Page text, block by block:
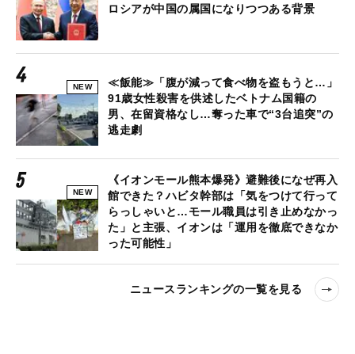
ロシアが中国の属国になりつつある背景
NEW
≪飯能≫「腹が減って食べ物を盗もうと…」
91歳女性殺害を供述したベトナム国籍の
男、在留資格なし…奪った車で“3台追突”の
逃走劇
NEW
《イオンモール熊本爆発》避難後になぜ再入
館できた？ハビタ幹部は「気をつけて行って
らっしゃいと…モール職員は引き止めなかっ
た」と主張、イオンは「運用を徹底できなか
った可能性」
ニュースランキングの一覧を見る